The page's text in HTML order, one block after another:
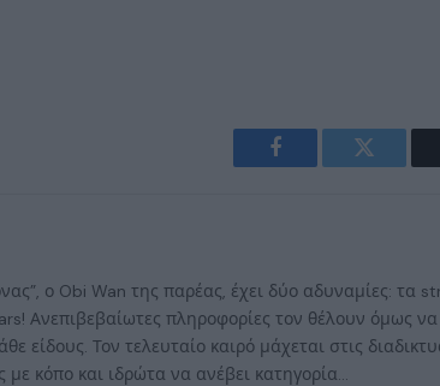
Facebook Twitter
ο Obi Wan της παρέας, έχει δύο αδυναμίες: τα
Ανεπιβεβαίωτες πληροφορίες τον θέλουν όμως να
είδους. Τον τελευταίο καιρό μάχεται στις
κόπο και ιδρώτα να ανέβει κατηγορία...